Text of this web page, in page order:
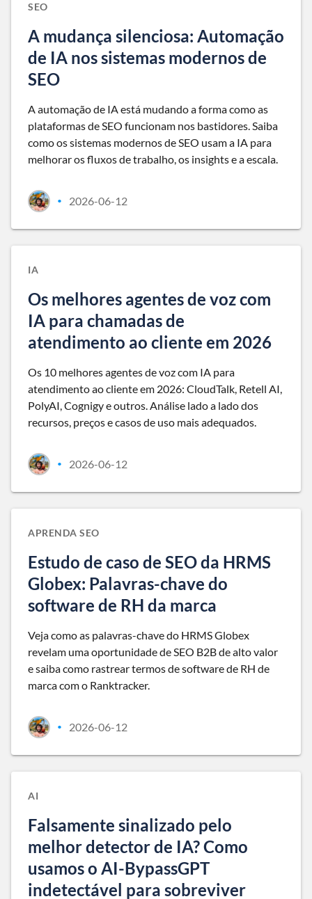
SEO
A mudança silenciosa: Automação
de IA nos sistemas modernos de
SEO
A automação de IA está mudando a forma como as
plataformas de SEO funcionam nos bastidores. Saiba
como os sistemas modernos de SEO usam a IA para
melhorar os fluxos de trabalho, os insights e a escala.
• 2026-06-12
IA
Os melhores agentes de voz com
IA para chamadas de
atendimento ao cliente em 2026
Os 10 melhores agentes de voz com IA para
atendimento ao cliente em 2026: CloudTalk, Retell AI,
PolyAI, Cognigy e outros. Análise lado a lado dos
recursos, preços e casos de uso mais adequados.
• 2026-06-12
APRENDA SEO
Estudo de caso de SEO da HRMS
Globex: Palavras-chave do
software de RH da marca
Veja como as palavras-chave do HRMS Globex
revelam uma oportunidade de SEO B2B de alto valor
e saiba como rastrear termos de software de RH de
marca com o Ranktracker.
• 2026-06-12
AI
Falsamente sinalizado pelo
melhor detector de IA? Como
usamos o AI-BypassGPT
indetectável para sobreviver